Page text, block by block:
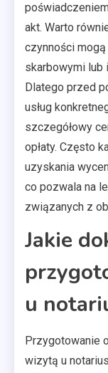
akt. Warto
czynności
skarbowymi lub
Dlatego przed
usług
szczegółowy
opłaty. Często
uzyskania
co pozwala na
związanych z
Jakie
u
Przygotowanie
wizytą u